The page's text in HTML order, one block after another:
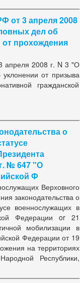
от 3 апреля 2008
дел об
прохождения
апреля 2008 г. N 3 "О
от призыва
гражданской
о
№ 647 "О
Ф
Верховного
законодательства о
военнослужащих в
Федерации or 21
мобилизации в
Федерации от 19
на территориях
Республики,